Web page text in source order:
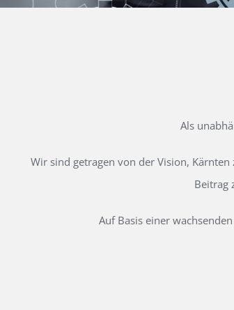
Als
Wir sind getragen von der Vision,
Beitrag
Auf Basis einer